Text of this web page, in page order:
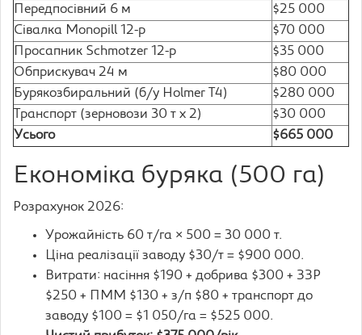
Передпосівний 6 м
$25 000
Сівалка Monopill 12-р
$70 000
Просапник Schmotzer 12-р
$35 000
Обприскувач 24 м
$80 000
Бурякозбиральний (б/у Holmer T4)
$280 000
Транспорт (зерновози 30 т x 2)
$30 000
Усього
$665 000
Економіка буряка (500 га)
Розрахунок 2026:
Урожайність 60 т/га × 500 = 30 000 т.
Ціна реалізації заводу $30/т = $900 000.
Витрати: насіння $190 + добрива $300 + ЗЗР
$250 + ПММ $130 + з/п $80 + транспорт до
заводу $100 = $1 050/га = $525 000.